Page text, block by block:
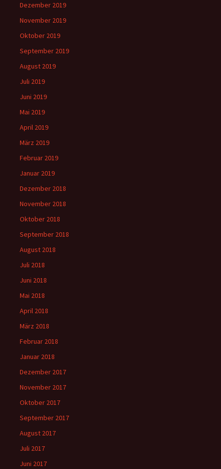
Dezember 2019
November 2019
Oktober 2019
September 2019
August 2019
Juli 2019
Juni 2019
Mai 2019
April 2019
März 2019
Februar 2019
Januar 2019
Dezember 2018
November 2018
Oktober 2018
September 2018
August 2018
Juli 2018
Juni 2018
Mai 2018
April 2018
März 2018
Februar 2018
Januar 2018
Dezember 2017
November 2017
Oktober 2017
September 2017
August 2017
Juli 2017
Juni 2017